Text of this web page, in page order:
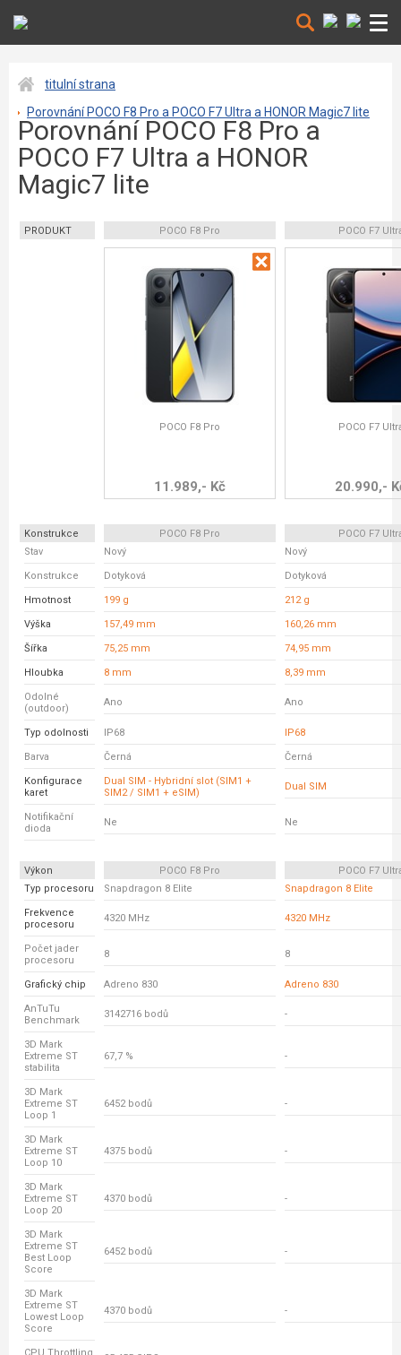
titulní strana
Porovnání POCO F8 Pro a POCO F7 Ultra a HONOR Magic7 lite
Porovnání POCO F8 Pro a
POCO F7 Ultra a HONOR
Magic7 lite
PRODUKT POCO F8 Pro POCO F7
POCO F8 Pro
11.989,- Kč
POCO F7
20.990,-
Konstrukce POCO F8 Pro
POCO F7
Stav
Nový Nový
Konstrukce Dotyková Dotyková
Hmotnost 199 g 212 g
Výška 157,49 mm 160,26 mm
Šířka 75,25 mm 74,95 mm
Hloubka 8 mm 8,39 mm
Odolné
(outdoor)
Ano Ano
Typ odolnosti IP68 IP68
Barva Černá Černá
Konfigurace
karet
Dual SIM - Hybridní slot (SIM1 +
SIM2 / SIM1 + eSIM)
Dual SIM
Notifikační
dioda
Ne Ne
Výkon POCO F8 Pro
POCO F7
Typ procesoru
Snapdragon 8 Elite Snapdragon 8 Elite
Frekvence
procesoru
4320 MHz 4320 MHz
Počet jader
procesoru
8 8
Grafický chip Adreno 830 Adreno 830
AnTuTu
Benchmark
3142716 bodů -
3D Mark
Extreme ST
stabilita
67,7 % -
3D Mark
Extreme ST
Loop 1
6452 bodů -
3D Mark
Extreme ST
Loop 10
4375 bodů -
3D Mark
Extreme ST
Loop 20
4370 bodů -
3D Mark
Extreme ST
Best Loop
Score
6452 bodů -
3D Mark
Extreme ST
Lowest Loop
Score
4370 bodů -